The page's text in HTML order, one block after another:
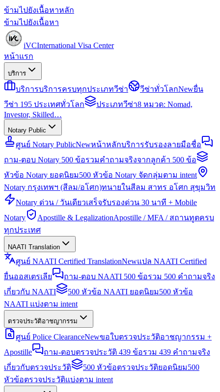
ข้ามไปยังเนื้อหาหลัก
ข้ามไปยังเนื้อหา
iVCInternational Visa Center
หน้าแรก
บริการ
บริการบริการครบทุกประเภทวีซ่า วีซ่าทั่วโลกNewยื่น
วีซ่า 195 ประเทศทั่วโลก
ประเภทวีซ่า8 หมวด: Nomad,
Investor, Skilled…
Notary Public
ศูนย์ Notary PublicNewหน้าหลักบริการรับรองลายมือชื่อ
ถาม-ตอบ Notary 500 ข้อรวมคำถามจริงจากลูกค้า 500 ข้อ
หัวข้อ Notary ยอดนิยม500 หัวข้อ Notary จัดกลุ่มตาม intent
Notary กรุงเทพฯ (สีลม/อโศก)ทนายในสีลม สาทร อโศก สุขุมวิท
Notary ด่วน / วันเดียวเสร็จรับรองด่วน 30 นาที + Mobile
Notary
Apostille & LegalizationApostille / MFA / สถานทูตครบ
ทุกประเทศ
NAATI Translation
ศูนย์ NAATI Certified TranslationNewแปล NAATI Certified
ยื่นออสเตรเลีย
ถาม-ตอบ NAATI 500 ข้อรวม 500 คำถามจริง
เกี่ยวกับ NAATI
500 หัวข้อ NAATI ยอดนิยม500 หัวข้อ
NAATI แบ่งตาม intent
ตรวจประวัติอาชญากรรม
ศูนย์ Police ClearanceNewขอใบตรวจประวัติอาชญากรรม +
Apostille
ถาม-ตอบตรวจประวัติ 439 ข้อรวม 439 คำถามจริง
เกี่ยวกับตรวจประวัติ
500 หัวข้อตรวจประวัติยอดนิยม500
หัวข้อตรวจประวัติแบ่งตาม intent